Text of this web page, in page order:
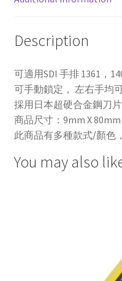
刀
quantity
Description
可適用SDI 手排 1361，
可手動鎖定， 左右手均可
採用日本超硬合金鋼刀片
商品尺寸：9mm X 80mm
此商品有多種款式/顏色
You may also